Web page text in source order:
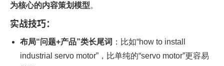
为核心的内容策划模型。
实战技巧：
布局“问题+产品”类长尾词 ：比如“how to install
industrial servo motor”，比单纯的“servo motor”更容易